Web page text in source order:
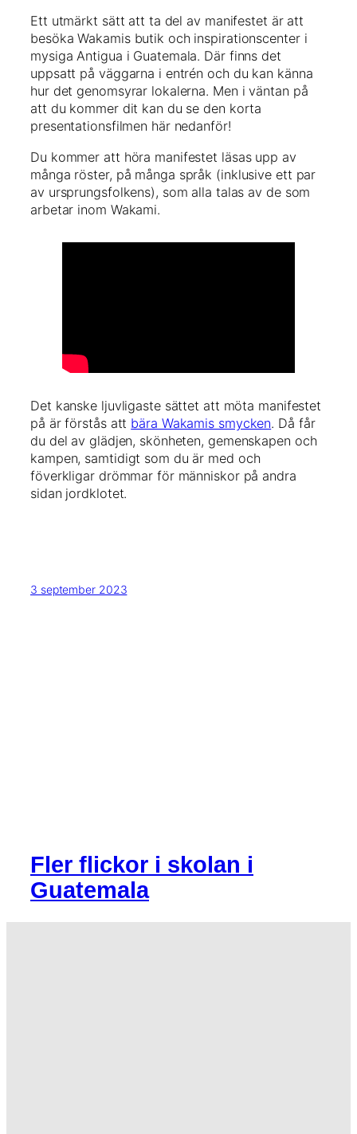
Ett utmärkt sätt att ta del av manifestet är att
besöka Wakamis butik och inspirationscenter i
mysiga Antigua i Guatemala. Där finns det
uppsatt på väggarna i entrén och du kan känna
hur det genomsyrar lokalerna. Men i väntan på
att du kommer dit kan du se den korta
presentationsfilmen här nedanför!
Du kommer att höra manifestet läsas upp av
många röster, på många språk (inklusive ett par
av ursprungsfolkens), som alla talas av de som
arbetar inom Wakami.
Det kanske ljuvligaste sättet att möta manifestet
på är förstås att bära Wakamis smycken. Då får
du del av glädjen, skönheten, gemenskapen och
kampen, samtidigt som du är med och
föverkligar drömmar för människor på andra
sidan jordklotet.
3 september 2023
Fler flickor i skolan i
Guatemala